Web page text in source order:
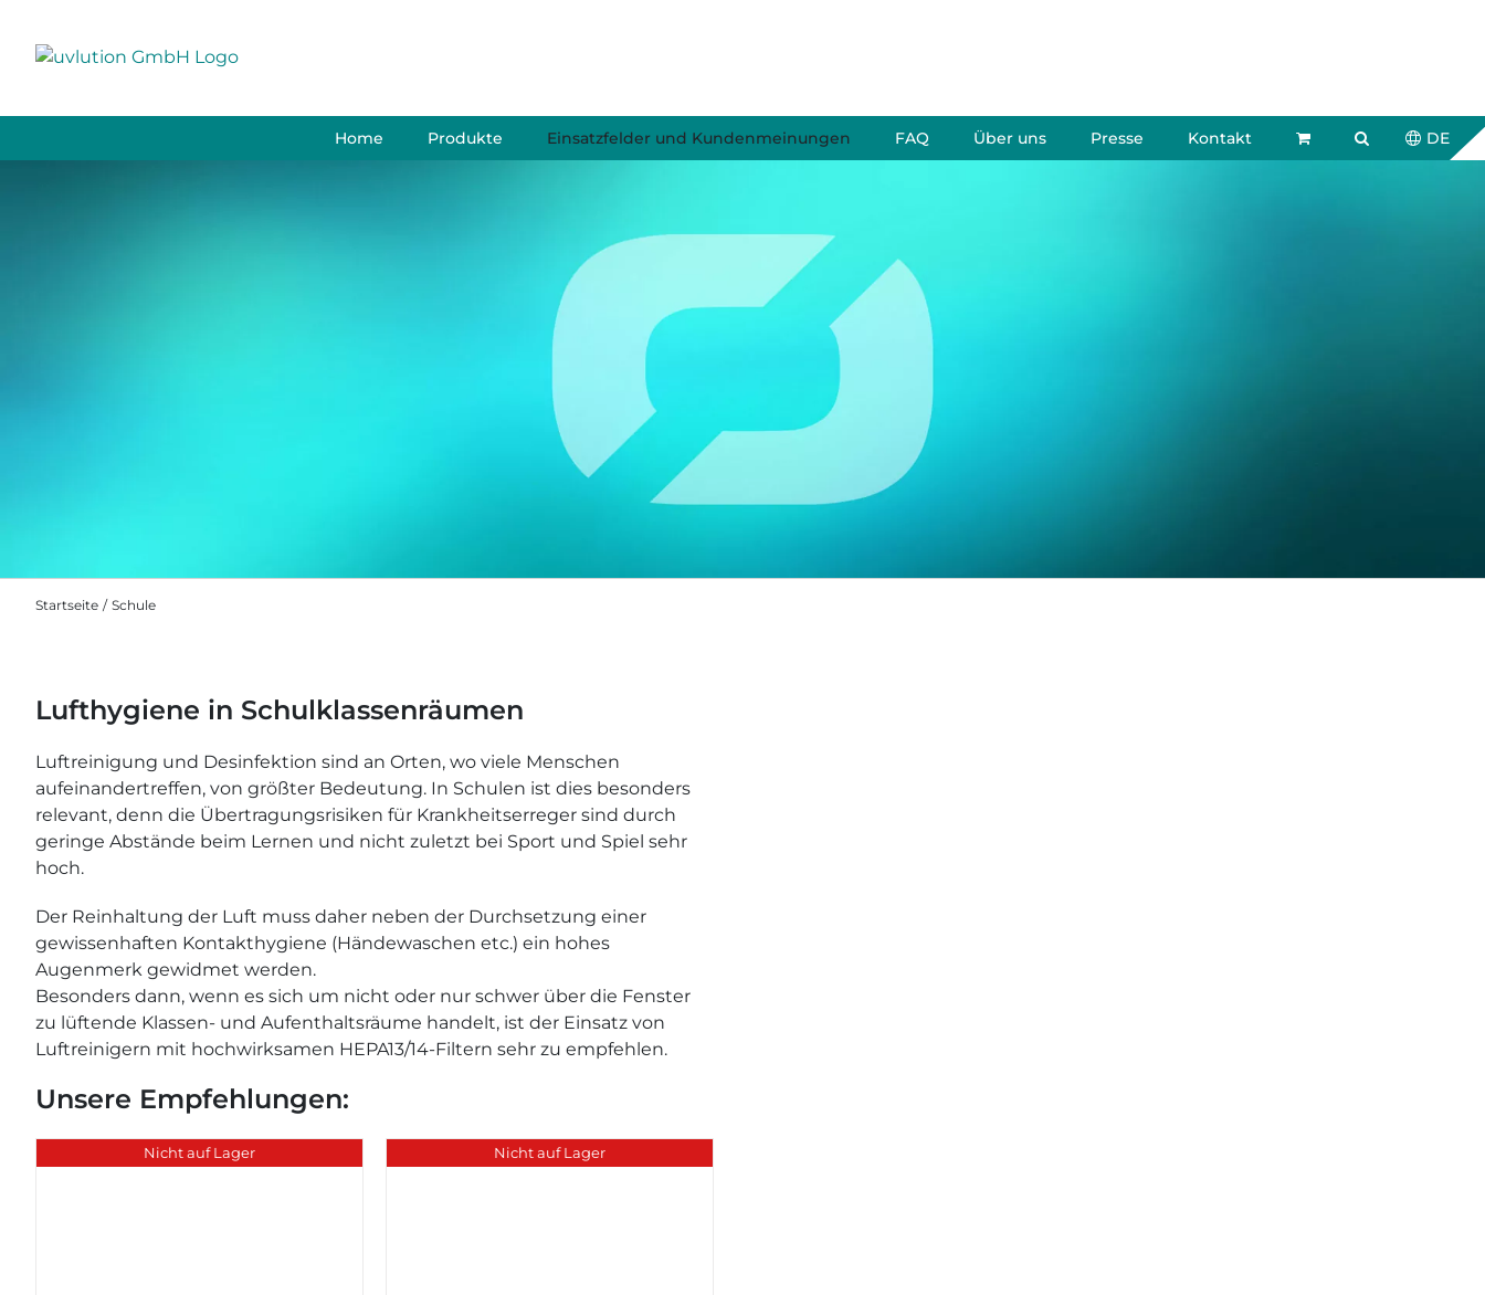
content
Home Produkte Einsatzfelder und Kundenmeinungen FAQ Über uns Presse Kontakt DE
Startseite Schule
Lufthygiene in Schulklassenräumen
Luftreinigung und Desinfektion sind an Orten, wo viele Menschen
aufeinandertreffen, von größter Bedeutung. In Schulen ist dies besonders
relevant, denn die Übertragungsrisiken für Krankheitserreger sind durch
geringe Abstände beim Lernen und nicht zuletzt bei Sport und Spiel sehr
hoch.
Der Reinhaltung der Luft muss daher neben der Durchsetzung einer
gewissenhaften Kontakthygiene (Händewaschen etc.) ein hohes
Augenmerk gewidmet werden.
Besonders dann, wenn es sich um nicht oder nur schwer über die Fenster
zu lüftende Klassen- und Aufenthaltsräume handelt, ist der Einsatz von
Luftreinigern mit hochwirksamen HEPA13/14-Filtern sehr zu empfehlen.
Unsere Empfehlungen:
Nicht auf Lager Nicht auf Lager